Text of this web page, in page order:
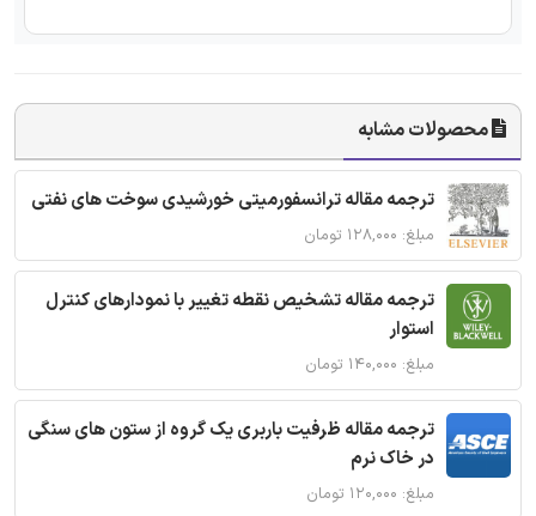
محصولات مشابه
ترجمه مقاله ترانسفورمیتی خورشیدی سوخت های نفتی
مبلغ: ۱۲۸,۰۰۰ تومان
ترجمه مقاله تشخیص نقطه تغییر با نمودارهای کنترل
استوار
مبلغ: ۱۴۰,۰۰۰ تومان
ترجمه مقاله ظرفیت باربری یک گروه از ستون های سنگی
در خاک نرم
مبلغ: ۱۲۰,۰۰۰ تومان